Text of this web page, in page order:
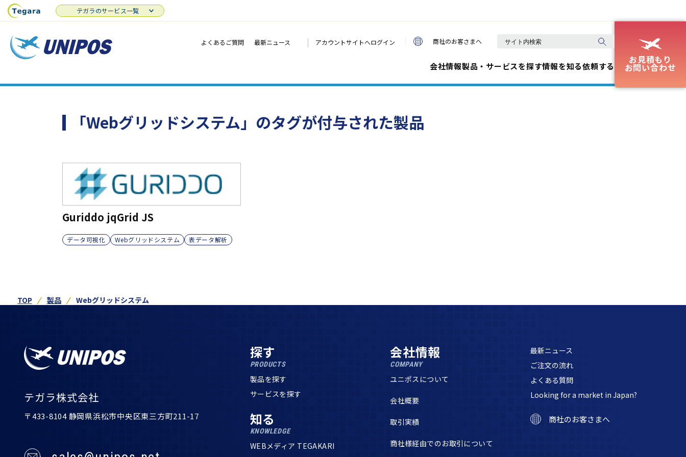
よくあるご質問 最新ニュース | アカウントサイトへログイン 商社のお客さまへ
会社情報製品・サービスを探す情報を知る依頼する
お見積もり
お問い合わせ
テガラのサービス一覧
「Webグリッドシステム」のタグが付与された製品
Guriddo jqGrid JS
データ可視化 Webグリッドシステム 表データ解析
TOP 製品 Webグリッドシステム
テガラ株式会社
〒433-8104 静岡県浜松市中央区東三方町211-17
探す
PRODUCTS
製品を探す
サービスを探す
知る
KNOWLEDGE
WEBメディア TEGAKARI
会社情報
COMPANY
ユニポスについて
会社概要
取引実績
商社様経由でのお取引について
最新ニュース
ご注文の流れ
よくある質問
Looking for a market in Japan?
商社のお客さまへ